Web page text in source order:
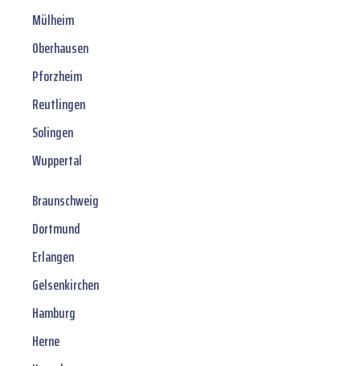
Mülheim
Oberhausen
Pforzheim
Reutlingen
Solingen
Wuppertal
Braunschweig
Dortmund
Erlangen
Gelsenkirchen
Hamburg
Herne